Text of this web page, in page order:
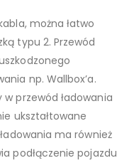
można łatwo
typu 2. Przewód
np. Wallbox’a.
przewód ładowania
ukształtowane
ma również
podłączenie pojazdu